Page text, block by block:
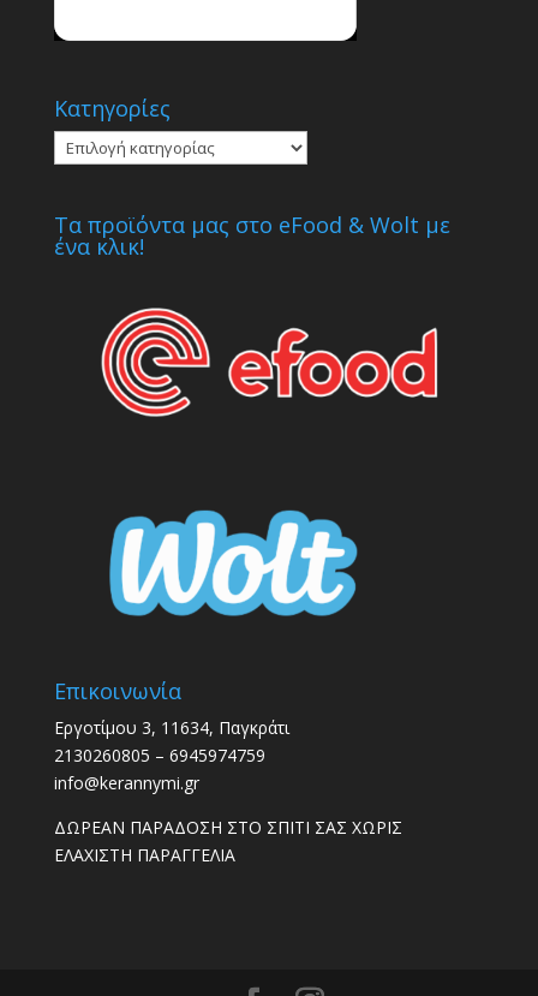
Κατηγορίες
Κατηγορίες
Τα προϊόντα μας στο eFood & Wolt με
ένα κλικ!
Επικοινωνία
Εργοτίμου 3, 11634, Παγκράτι
2130260805 – 6945974759
info@kerannymi.gr
ΔΩΡΕΑΝ ΠΑΡΑΔΟΣΗ ΣΤΟ ΣΠΙΤΙ ΣΑΣ ΧΩΡΙΣ
ΕΛΑΧΙΣΤΗ ΠΑΡΑΓΓΕΛΙΑ